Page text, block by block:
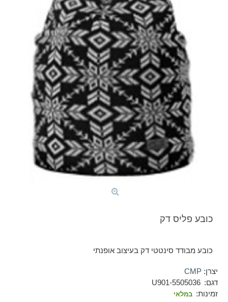
כובע פליס דק
כובע מבודד סינטטי דק בעיצוב אופנתי
יצרן: CMP
דגם: 5505036-U901
זמינות: במלאי